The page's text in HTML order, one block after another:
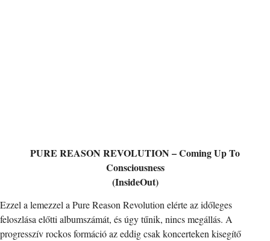
PURE REASON REVOLUTION – Coming Up To
Consciousness
(InsideOut)
Ezzel a lemezzel a Pure Reason Revolution elérte az időleges
feloszlása előtti albumszámát, és úgy tűnik, nincs megállás. A
progresszív rockos formáció az eddig csak koncerteken kisegítő